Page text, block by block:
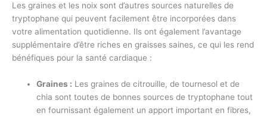
Les graines et les noix sont d’autres sources naturelles de
tryptophane qui peuvent facilement être incorporées dans
votre alimentation quotidienne. Ils ont également l’avantage
supplémentaire d’être riches en graisses saines, ce qui les rend
bénéfiques pour la santé cardiaque :
Graines : Les graines de citrouille, de tournesol et de
chia sont toutes de bonnes sources de tryptophane tout
en fournissant également un apport important en fibres,